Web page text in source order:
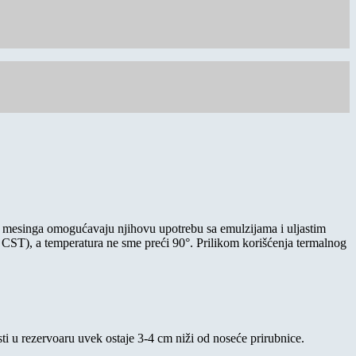
omogućavaju njihovu upotrebu sa emulzijama i uljastim
a temperatura ne sme preći 90°. Prilikom korišćenja termalnog
u rezervoaru uvek ostaje 3-4 cm niži od noseće prirubnice.